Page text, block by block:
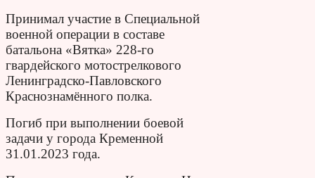
Принимал участие в Специальной
военной операции в составе
батальона «Вятка» 228-го
гвардейского мотострелкового
Ленинградско-Павловского
Краснознамённого полка.
Погиб при выполнении боевой
задачи у города Кременной
31.01.2023 года.